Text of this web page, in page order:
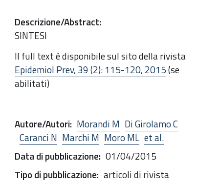
Descrizione/Abstract:
SINTESI
Il full text è disponibile sul sito della rivista
Epidemiol Prev, 39 (2): 115-120, 2015(se
abilitati)
Autore/Autori: Morandi M Di Girolamo C
Caranci N Marchi M Moro ML et al.
Data di pubblicazione: 01/04/2015
Tipo di pubblicazione: articoli di rivista